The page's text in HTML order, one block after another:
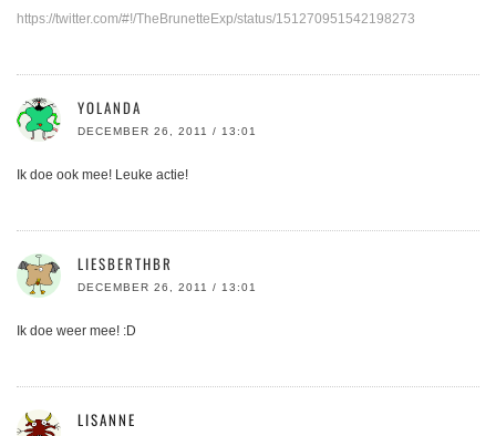
https://twitter.com/#!/TheBrunetteExp/status/151270951542198273
YOLANDA
DECEMBER 26, 2011 / 13:01
Ik doe ook mee! Leuke actie!
LIESBERTHBR
DECEMBER 26, 2011 / 13:01
Ik doe weer mee! :D
LISANNE